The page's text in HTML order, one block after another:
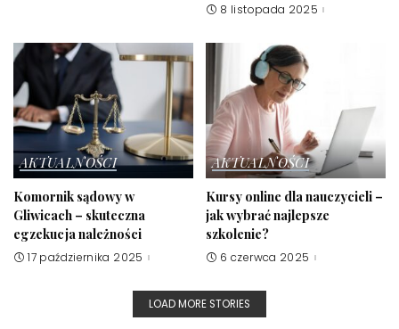
8 listopada 2025
AKTUALNOŚCI
Komornik sądowy w
Gliwicach – skuteczna
egzekucja należności
17 października 2025
AKTUALNOŚCI
Kursy online dla nauczycieli –
jak wybrać najlepsze
szkolenie?
6 czerwca 2025
LOAD MORE STORIES